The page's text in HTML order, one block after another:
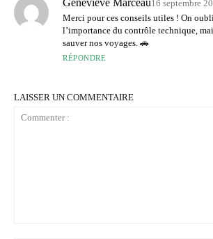
16 septembre
Merci pour ces conseils utiles ! On
l’importance du contrôle technique,
sauver nos voyages. 🚗
RÉPONDRE
LAISSER UN COMMENTAIRE